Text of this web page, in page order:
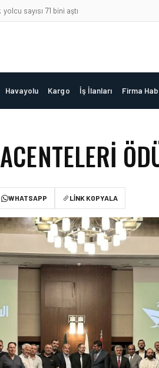
sayısı 71 bini aştı
Havayolu Kargo İş İlanları Firma
WHATSAPP LINK KOPYALA